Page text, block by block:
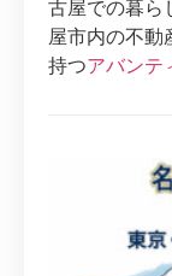
古屋での暮ら
屋市内の不動
持つアバンテ